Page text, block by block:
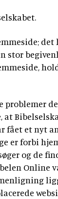
stor
at
fået et nyt
er forbi
og de
Online